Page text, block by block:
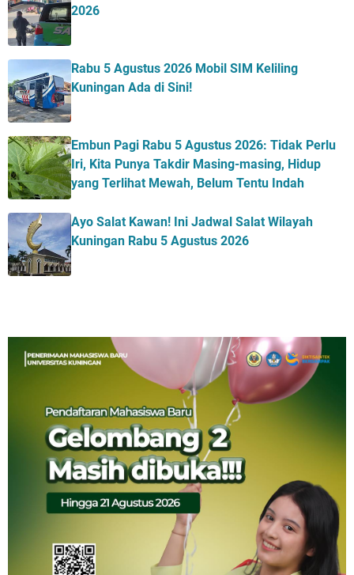
2026
Rabu 5 Agustus 2026 Mobil SIM Keliling
Kuningan Ada di Sini!
Embun Pagi Rabu 5 Agustus 2026: Tidak Perlu
Iri, Kita Punya Takdir Masing-masing, Hidup
yang Terlihat Mewah, Belum Tentu Indah
Ayo Salat Kawan! Ini Jadwal Salat Wilayah
Kuningan Rabu 5 Agustus 2026